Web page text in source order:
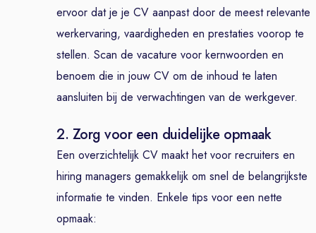
ervoor dat je je CV aanpast door de meest relevante
werkervaring, vaardigheden en prestaties voorop te
stellen. Scan de vacature voor kernwoorden en
benoem die in jouw CV om de inhoud te laten
aansluiten bij de verwachtingen van de werkgever.
2. Zorg voor een duidelijke opmaak
Een overzichtelijk CV maakt het voor recruiters en
hiring managers gemakkelijk om snel de belangrijkste
informatie te vinden. Enkele tips voor een nette
opmaak: